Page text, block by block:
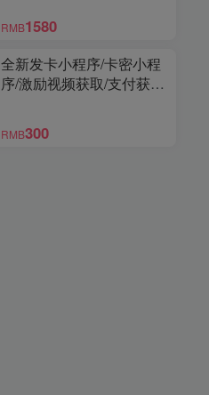
RMB1580
全新发卡小程序/卡密小程
序/激励视频获取/支付获取/
RMB300